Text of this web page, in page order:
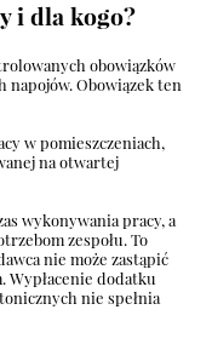
i dla kogo?
obowiązków
napojów. Obowiązek ten
w pomieszczeniach,
na otwartej
wykonywania pracy, a
zespołu. To
nie może zastąpić
dodatku
nie spełnia